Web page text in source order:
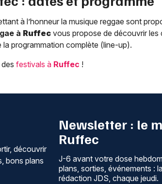
à l’honneur la musique reggae sont
à Ruffec vous propose de découvrir les
programmation complète (line-up).
festivals à Ruffec !
découvrir
bons plans
Newsletter : le
Ruffec
J-6 avant votre dose
plans, sorties, événements :
rédaction JDS, chaque jeudi.